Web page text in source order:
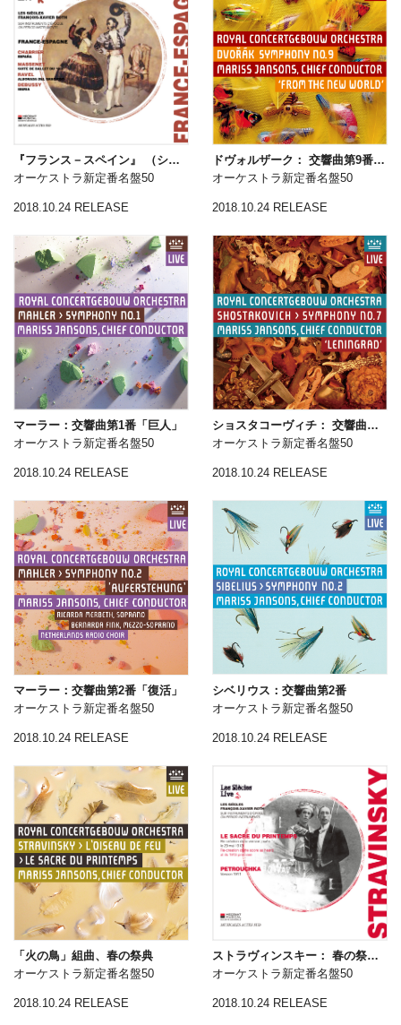
『フランス－スペイン』 （シャブリエ：狂詩曲「スペイン」他）
オーケストラ新定番名盤50
2018.10.24 RELEASE
ドヴォルザーク： 交響曲第9番「新世界より」
オーケストラ新定番名盤50
2018.10.24 RELEASE
マーラー：交響曲第1番「巨人」
オーケストラ新定番名盤50
2018.10.24 RELEASE
ショスタコーヴィチ： 交響曲第7番「レニングラード」
オーケストラ新定番名盤50
2018.10.24 RELEASE
マーラー：交響曲第2番「復活」
オーケストラ新定番名盤50
2018.10.24 RELEASE
シベリウス：交響曲第2番
オーケストラ新定番名盤50
2018.10.24 RELEASE
「火の鳥」組曲、春の祭典
オーケストラ新定番名盤50
2018.10.24 RELEASE
ストラヴィンスキー： 春の祭典、ペトルーシュカ
オーケストラ新定番名盤50
2018.10.24 RELEASE